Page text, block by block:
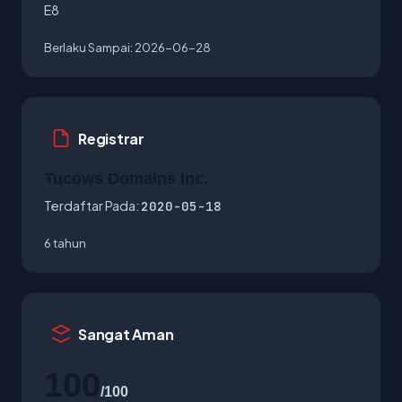
E8
Berlaku Sampai: 2026-06-28
Registrar
Terdaftar Pada: 2020-05-18
6 tahun
Sangat Aman
/100